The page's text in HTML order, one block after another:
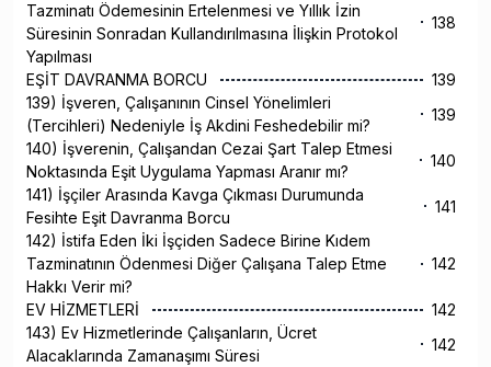
Tazminatı Ödemesinin Ertelenmesi ve Yıllık İzin
Süresinin Sonradan Kullandırılmasına İlişkin Protokol
Yapılması
138
EŞİT DAVRANMA BORCU
139
139) İşveren, Çalışanının Cinsel Yönelimleri
(Tercihleri) Nedeniyle İş Akdini Feshedebilir mi?
139
140) İşverenin, Çalışandan Cezai Şart Talep Etmesi
Noktasında Eşit Uygulama Yapması Aranır mı?
140
141) İşçiler Arasında Kavga Çıkması Durumunda
Fesihte Eşit Davranma Borcu
141
142) İstifa Eden İki İşçiden Sadece Birine Kıdem
Tazminatının Ödenmesi Diğer Çalışana Talep Etme
Hakkı Verir mi?
142
EV HİZMETLERİ
142
143) Ev Hizmetlerinde Çalışanların, Ücret
Alacaklarında Zamanaşımı Süresi
142